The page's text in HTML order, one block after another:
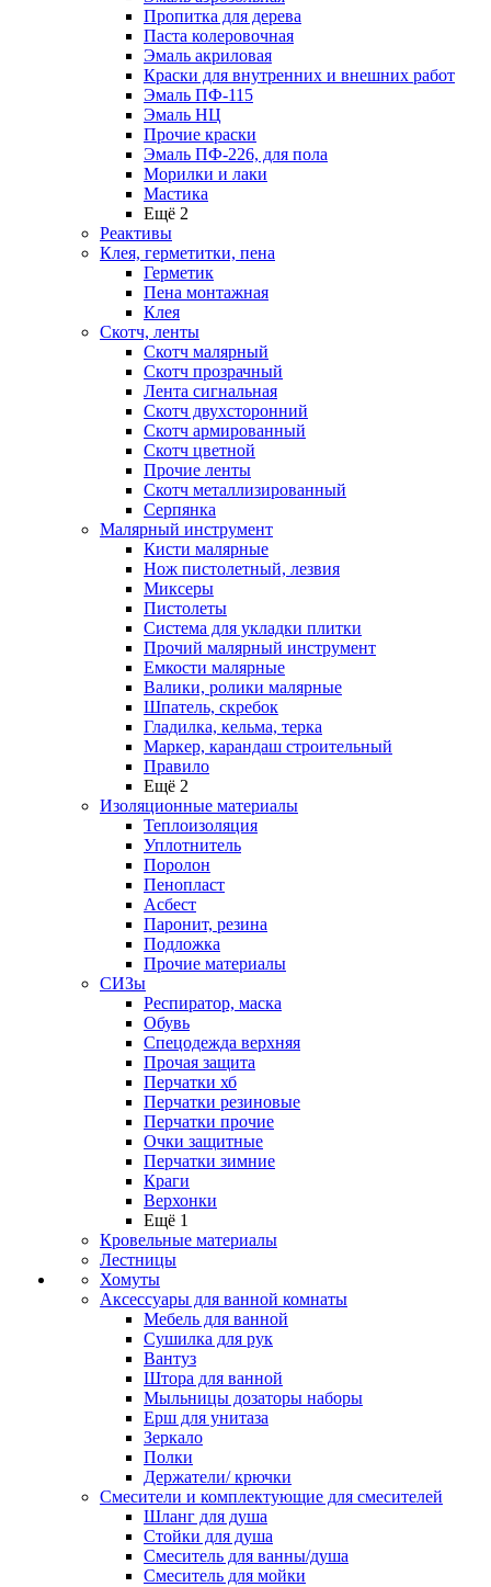
Пропитка для дерева
Паста колеровочная
Эмаль акриловая
Краски для внутренних и внешних работ
Эмаль ПФ-115
Эмаль НЦ
Прочие краски
Эмаль ПФ-226, для пола
Морилки и лаки
Мастика
Ещё 2
Реактивы
Клея, герметитки, пена
Герметик
Пена монтажная
Клея
Скотч, ленты
Скотч малярный
Скотч прозрачный
Лента сигнальная
Скотч двухсторонний
Скотч армированный
Скотч цветной
Прочие ленты
Скотч металлизированный
Серпянка
Малярный инструмент
Кисти малярные
Нож пистолетный, лезвия
Миксеры
Пистолеты
Система для укладки плитки
Прочий малярный инструмент
Емкости малярные
Валики, ролики малярные
Шпатель, скребок
Гладилка, кельма, терка
Маркер, карандаш строительный
Правило
Ещё 2
Изоляционные материалы
Теплоизоляция
Уплотнитель
Поролон
Пенопласт
Асбест
Паронит, резина
Подложка
Прочие материалы
СИЗы
Респиратор, маска
Обувь
Спецодежда верхняя
Прочая защита
Перчатки хб
Перчатки резиновые
Перчатки прочие
Очки защитные
Перчатки зимние
Краги
Верхонки
Ещё 1
Кровельные материалы
Лестницы
Хомуты
Аксессуары для ванной комнаты
Мебель для ванной
Сушилка для рук
Вантуз
Штора для ванной
Мыльницы дозаторы наборы
Ерш для унитаза
Зеркало
Полки
Держатели/ крючки
Смесители и комплектующие для смесителей
Шланг для душа
Стойки для душа
Смеситель для ванны/душа
Смеситель для мойки